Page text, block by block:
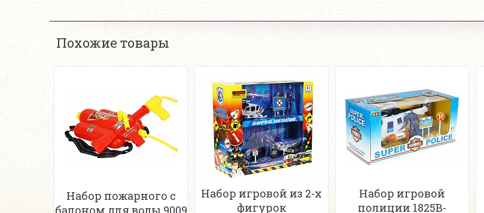
Похожие товары
Набор пожарного с
балоном для воды 9009
Набор игровой из 2-х
фигурок
Набор игровой
полиции 1825B-